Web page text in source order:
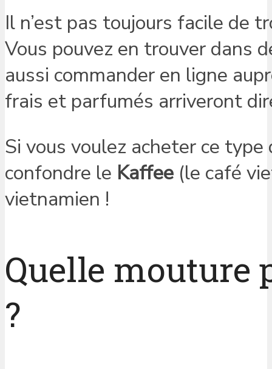
Il n’est pas toujours facile de
Vous pouvez en trouver dans
aussi commander en ligne
frais et parfumés arriveront
Si vous voulez acheter ce
confondre le Kaffee (le café
vietnamien !
Quelle
?